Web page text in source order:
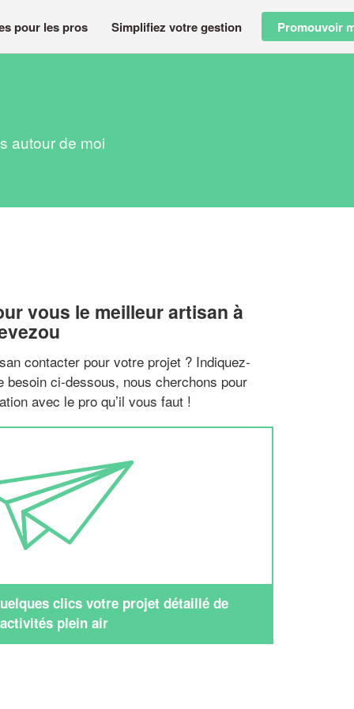
pour les pros Simplifiez votre gestion Promouvoir
autour de moi
vous le meilleur artisan à
contacter pour votre projet ? Indiquez-
besoin ci-dessous, nous cherchons pour
avec le pro qu’il vous faut !
clics votre projet détaillé de
activités plein air